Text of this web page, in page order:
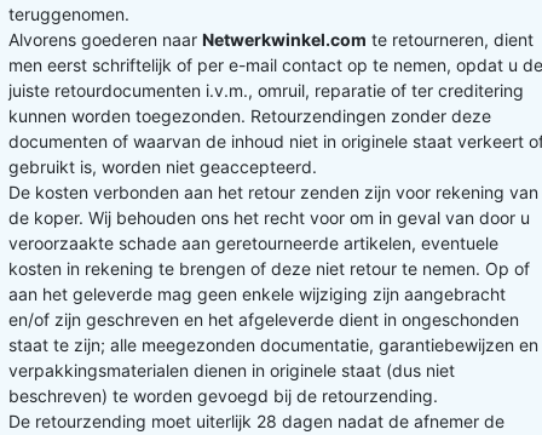
teruggenomen.
Alvorens goederen naar Netwerkwinkel.com te retourneren, dient
men eerst schriftelijk of per e-mail contact op te nemen, opdat u de
juiste retourdocumenten i.v.m., omruil, reparatie of ter creditering
kunnen worden toegezonden. Retourzendingen zonder deze
documenten of waarvan de inhoud niet in originele staat verkeert
gebruikt is, worden niet geaccepteerd.
De kosten verbonden aan het retour zenden zijn voor rekening van
de koper. Wij behouden ons het recht voor om in geval van door u
veroorzaakte schade aan geretourneerde artikelen, eventuele
kosten in rekening te brengen of deze niet retour te nemen. Op of
aan het geleverde mag geen enkele wijziging zijn aangebracht
en/of zijn geschreven en het afgeleverde dient in ongeschonden
staat te zijn; alle meegezonden documentatie, garantiebewijzen en
verpakkingsmaterialen dienen in originele staat (dus niet
beschreven) te worden gevoegd bij de retourzending.
De retourzending moet uiterlijk 28 dagen nadat de afnemer de